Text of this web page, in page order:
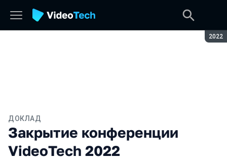
2022
ДОКЛАД
Закрытие конференции
VideoTech 2022